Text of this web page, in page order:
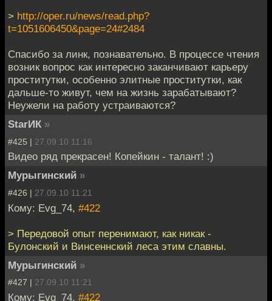
> http://oper.ru/news/read.php?
t=1051606450&page=24#2484
Спасибо за линк, познавательно. В процессе чтения
возник вопрос как интересно заканчивают карьеру
проститутки, особенно элитные проститутки, как
дальше-то живут, чем на жизнь зарабатывают?
Неужели на работу устраиваются?
StarИК »
#425 | 27.09.10 11:16
Видео ряд прекрасен! Копейкин - талант! :)
Мурыгинский »
#426 | 27.09.10 11:21
Кому: Evg_74, #422
> Передовой опыт перенимают, как никак -
Булонский и Винсеннский леса этим славны.
Мурыгинский »
#427 | 27.09.10 11:21
Кому: Evg_74, #422